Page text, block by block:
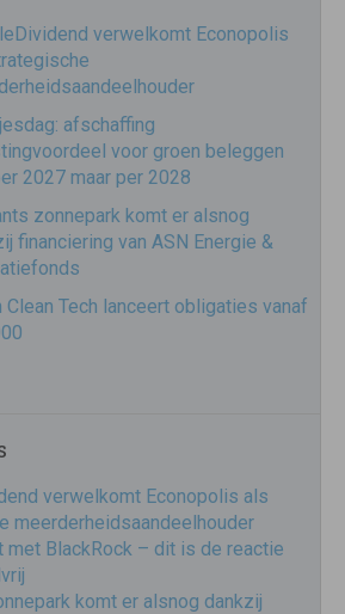
verwelkomt Econopolis
afschaffing
voor groen beleggen
2027 maar per 2028
zonnepark komt er alsnog
financiering van ASN Energie &
Clean Tech lanceert obligaties vanaf
verwelkomt Econopolis als
meerderheidsaandeelhouder
met BlackRock – dit is de reactie
komt er alsnog dankzij